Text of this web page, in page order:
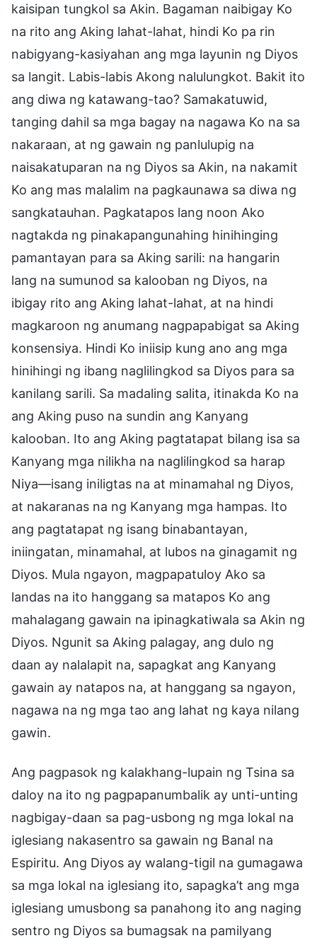
kaisipan tungkol sa Akin. Bagaman naibigay Ko
na rito ang Aking lahat-lahat, hindi Ko pa rin
nabigyang-kasiyahan ang mga layunin ng Diyos
sa langit. Labis-labis Akong nalulungkot. Bakit ito
ang diwa ng katawang-tao? Samakatuwid,
tanging dahil sa mga bagay na nagawa Ko na sa
nakaraan, at ng gawain ng panlulupig na
naisakatuparan na ng Diyos sa Akin, na nakamit
Ko ang mas malalim na pagkaunawa sa diwa ng
sangkatauhan. Pagkatapos lang noon Ako
nagtakda ng pinakapangunahing hinihinging
pamantayan para sa Aking sarili: na hangarin
lang na sumunod sa kalooban ng Diyos, na
ibigay rito ang Aking lahat-lahat, at na hindi
magkaroon ng anumang nagpapabigat sa Aking
konsensiya. Hindi Ko iniisip kung ano ang mga
hinihingi ng ibang naglilingkod sa Diyos para sa
kanilang sarili. Sa madaling salita, itinakda Ko na
ang Aking puso na sundin ang Kanyang
kalooban. Ito ang Aking pagtatapat bilang isa sa
Kanyang mga nilikha na naglilingkod sa harap
Niya—isang iniligtas na at minamahal ng Diyos,
at nakaranas na ng Kanyang mga hampas. Ito
ang pagtatapat ng isang binabantayan,
iniingatan, minamahal, at lubos na ginagamit ng
Diyos. Mula ngayon, magpapatuloy Ako sa
landas na ito hanggang sa matapos Ko ang
mahalagang gawain na ipinagkatiwala sa Akin ng
Diyos. Ngunit sa Aking palagay, ang dulo ng
daan ay nalalapit na, sapagkat ang Kanyang
gawain ay natapos na, at hanggang sa ngayon,
nagawa na ng mga tao ang lahat ng kaya nilang
gawin.
Ang pagpasok ng kalakhang-lupain ng Tsina sa
daloy na ito ng pagpapanumbalik ay unti-unting
nagbigay-daan sa pag-usbong ng mga lokal na
iglesiang nakasentro sa gawain ng Banal na
Espiritu. Ang Diyos ay walang-tigil na gumagawa
sa mga lokal na iglesiang ito, sapagka’t ang mga
iglesiang umusbong sa panahong ito ang naging
sentro ng Diyos sa bumagsak na pamilyang